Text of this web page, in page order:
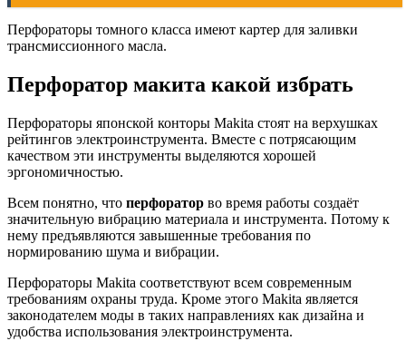
Перфораторы томного класса имеют картер для заливки
трансмиссионного масла.
Перфоратор макита какой избрать
Перфораторы японской конторы Makita стоят на верхушках
рейтингов электроинструмента. Вместе с потрясающим
качеством эти инструменты выделяются хорошей
эргономичностью.
Всем понятно, что перфоратор во время работы создаёт
значительную вибрацию материала и инструмента. Потому к
нему предъявляются завышенные требования по
нормированию шума и вибрации.
Перфораторы Makita соответствуют всем современным
требованиям охраны труда. Кроме этого Makita является
законодателем моды в таких направлениях как дизайна и
удобства использования электроинструмента.